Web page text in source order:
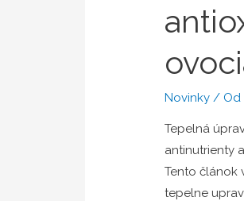
Novinky / Od
Tepelná
antinutrienty
Tento článok
tepelne